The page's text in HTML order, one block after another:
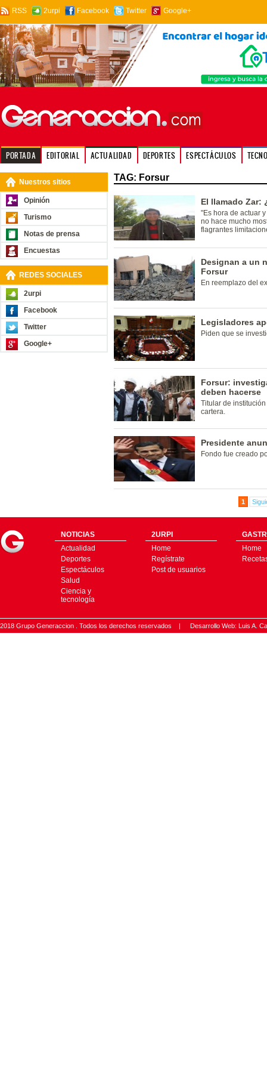
RSS 2urpi Facebook Twitter Google+
PORTADA EDITORIAL ACTUALIDAD DEPORTES ESPECTÁCULOS
Nuestros sitios
Opinión
Turismo
Notas de prensa
Encuestas
REDES SOCIALES
2urpi
Facebook
Twitter
Google+
TAG: Forsur
El llamado Zar:
"Es hora de actuar
no hace mucho
flagrantes
Designan a un
Forsur
En reemplazo del
Legisladores
Piden que se
Forsur:
deben hacerse
Titular de
cartera.
Presidente
Fondo fue creado
1
NOTICIAS
Actualidad
Deportes
Espectáculos
Salud
Ciencia y
tecnología
2URPI
Home
Regístrate
Post de usuarios
Home
2018 Grupo Generaccion . Todos los derechos reservados | Desarrollo Web: Luis